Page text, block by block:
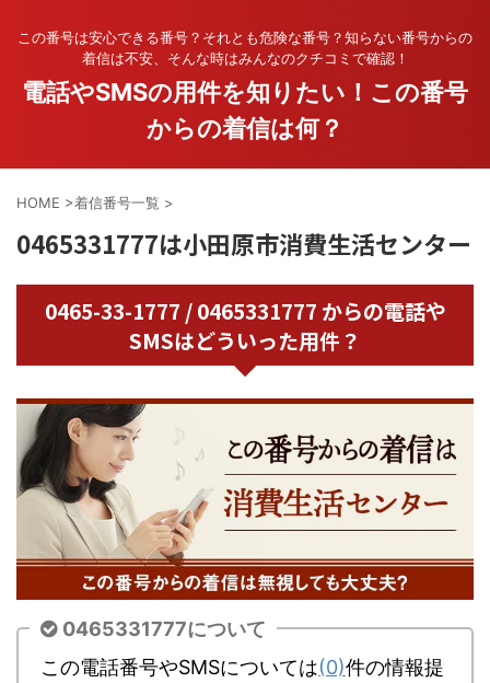
この番号は安心できる番号？それとも危険な番号？知らない番号からの
着信は不安、そんな時はみんなのクチコミで確認！
電話やSMSの用件を知りたい！この番号
からの着信は何？
HOME >着信番号一覧 >
0465331777は小田原市消費生活センター
0465-33-1777 / 0465331777 からの電話や
SMSはどういった用件？
0465331777について
この電話番号やSMSについては(0)件の情報提